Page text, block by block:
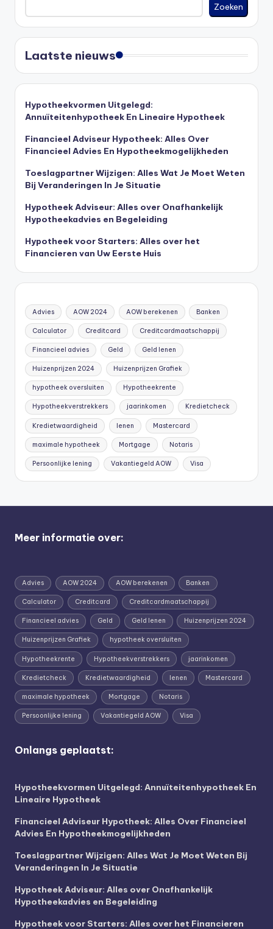
Zoeken
Laatste nieuws
Hypotheekvormen Uitgelegd:
Annuïteitenhypotheek En Lineaire Hypotheek
Financieel Adviseur Hypotheek: Alles Over
Financieel Advies En Hypotheekmogelijkheden
Toeslagpartner Wijzigen: Alles Wat Je Moet Weten
Bij Veranderingen In Je Situatie
Hypotheek Adviseur: Alles over Onafhankelijk
Hypotheekadvies en Begeleiding
Hypotheek voor Starters: Alles over het
Financieren van Uw Eerste Huis
Advies AOW 2024 AOW berekenen Banken
Calculator Creditcard Creditcardmaatschappij
Financieel advies Geld Geld lenen
Huizenprijzen 2024 Huizenprijzen Grafiek
hypotheek oversluiten Hypotheekrente
Hypotheekverstrekkers jaarinkomen Kredietcheck
Kredietwaardigheid lenen Mastercard
maximale hypotheek Mortgage Notaris
Persoonlijke lening Vakantiegeld AOW Visa
Meer informatie over:
Advies AOW 2024 AOW berekenen Banken
Calculator Creditcard Creditcardmaatschappij
Financieel advies Geld Geld lenen Huizenprijzen 2024
Huizenprijzen Grafiek hypotheek oversluiten
Hypotheekrente Hypotheekverstrekkers jaarinkomen
Kredietcheck Kredietwaardigheid lenen Mastercard
maximale hypotheek Mortgage Notaris
Persoonlijke lening Vakantiegeld AOW Visa
Onlangs geplaatst:
Hypotheekvormen Uitgelegd: Annuïteitenhypotheek En
Lineaire Hypotheek
Financieel Adviseur Hypotheek: Alles Over Financieel
Advies En Hypotheekmogelijkheden
Toeslagpartner Wijzigen: Alles Wat Je Moet Weten Bij
Veranderingen In Je Situatie
Hypotheek Adviseur: Alles over Onafhankelijk
Hypotheekadvies en Begeleiding
Hypotheek voor Starters: Alles over het Financieren